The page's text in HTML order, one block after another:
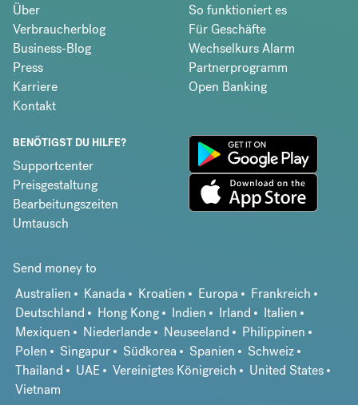
Über
Verbraucherblog
Business-Blog
Press
Karriere
Kontakt
So funktioniert es
Für Geschäfte
Wechselkurs Alarm
Partnerprogramm
Open Banking
BENÖTIGST DU HILFE?
Supportcenter
Preisgestaltung
Bearbeitungszeiten
Umtausch
Send money to
Australien
Kanada Kroatien Europa
Frankreich
Deutschland
Hong Kong Indien Irland
Italien
Mexiquen
Niederlande Neuseeland
Philippinen
Polen
Singapur Südkorea Spanien
Schweiz
Thailand
UAE Vereinigtes Königreich
United States
Vietnam